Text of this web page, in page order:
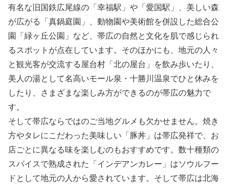
有名な旧国鉄広尾線の「幸福駅」や「愛国駅」、美しい森
が広がる「真鍋庭園」、動物園や美術館を併設した総合公
園「緑ヶ丘公園」など、帯広の自然と文化を肌で感じられ
るスポットが点在しています。そのほかにも、地元の人々
と観光客が交流する屋台村「北の屋台」を飲み歩いたり、
美人の湯として名高いモール泉・十勝川温泉でひと休みを
したり、さまざまな楽しみ方ができるのが帯広の魅力で
す。
そして帯広ならではのご当地グルメも欠かせません。焼き
方やタレにこだわった美味しい「豚丼」は帯広発祥で、お
店ごとに異なる味を楽しむのもおすすめです。数十種類の
スパイスで熟成された「インデアンカレー」はソウルフー
ドとして地元の人から愛されています。そして帯広は北海